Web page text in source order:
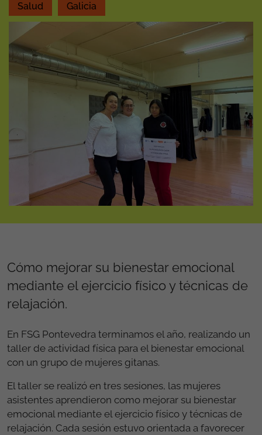
Salud Galicia
Cómo mejorar su bienestar emocional
mediante el ejercicio físico y técnicas de
relajación.
En FSG Pontevedra terminamos el año, realizando un
taller de actividad física para el bienestar emocional
con un grupo de mujeres gitanas.
El taller se realizó en tres sesiones, las mujeres
asistentes aprendieron como mejorar su bienestar
emocional mediante el ejercicio físico y técnicas de
relajación. Cada sesión estuvo orientada a favorecer